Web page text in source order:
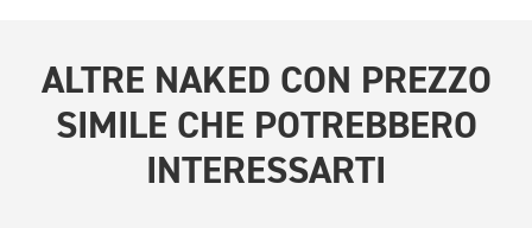
ALTRE NAKED CON PREZZO
SIMILE CHE POTREBBERO
INTERESSARTI